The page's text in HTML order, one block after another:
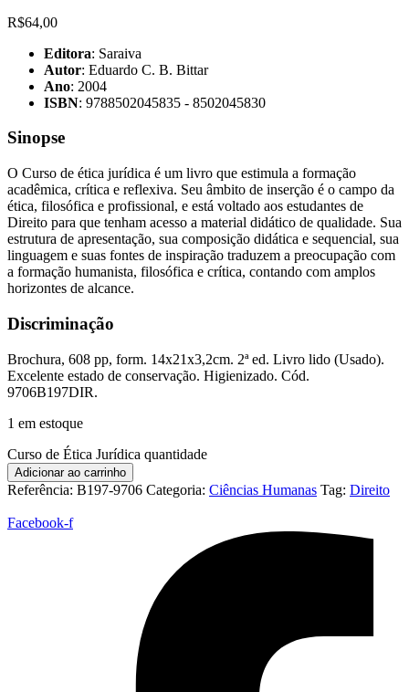
R$64,00
Editora: Saraiva
Autor: Eduardo C. B. Bittar
Ano: 2004
ISBN: 9788502045835 - 8502045830
Sinopse
O Curso de ética jurídica é um livro que estimula a formação
acadêmica, crítica e reflexiva. Seu âmbito de inserção é o campo da
ética, filosófica e profissional, e está voltado aos estudantes de
Direito para que tenham acesso a material didático de qualidade. Sua
estrutura de apresentação, sua composição didática e sequencial, sua
linguagem e suas fontes de inspiração traduzem a preocupação com
a formação humanista, filosófica e crítica, contando com amplos
horizontes de alcance.
Discriminação
Brochura, 608 pp, form. 14x21x3,2cm. 2ª ed. Livro lido (Usado).
Excelente estado de conservação. Higienizado. Cód.
9706B197DIR.
1 em estoque
Curso de Ética Jurídica quantidade
Adicionar ao carrinho
Referência: B197-9706 Categoria: Ciências Humanas Tag: Direito
Facebook-f